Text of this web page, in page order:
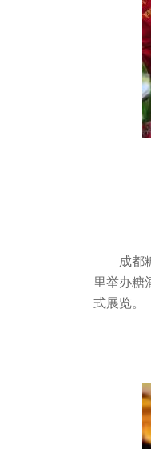
成都
里举办糖
式展览。